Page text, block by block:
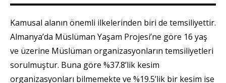
Kamusal alanın önemli ilkelerinden biri de temsiliyettir.
Almanya’da Müslüman Yaşam Projesi’ne göre 16 yaş
ve üzerine Müslüman organizasyonların temsiliyetleri
sorulmuştur. Buna göre %37.8’lik kesim
organizasyonları bilmemekte ve %19.5’lik bir kesim ise